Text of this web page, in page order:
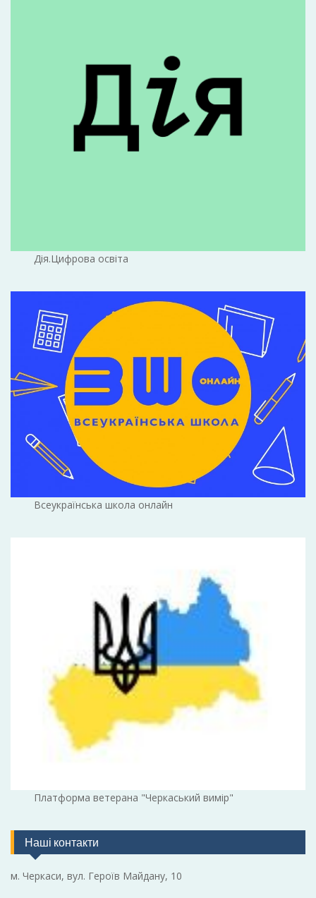
Дія.Цифрова освіта
Всеукраїнська школа онлайн
Платформа ветерана "Черкаський вимір"
Наші контакти
м. Черкаси, вул. Героїв Майдану, 10